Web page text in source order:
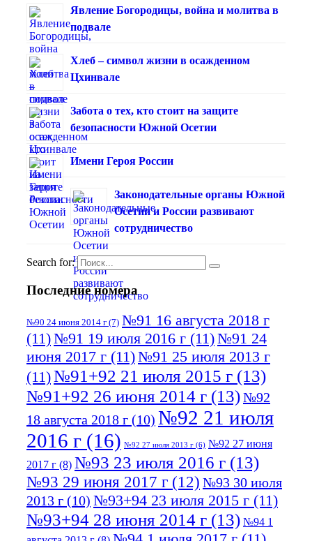
Явление Богородицы, война и молитва в
подвале
Хлеб – символ жизни в осажденном
Цхинвале
Забота о тех, кто стоит на защите
безопасности Южной Осетии
Имени Героя России
Законодательные органы Южной
Осетии и России развивают
сотрудничество
Search for:
Последние номера
№90 24 июня 2014 г (7) №91 16 августа 2018 г
(11)№91 19 июля 2016 г (11)№91 24
июня 2017 г (11)№91 25 июля 2013 г
(11)№91+92 21 июля 2015 г (13)
№91+92 26 июня 2014 г (13)№92
18 августа 2018 г (10) №92 21 июля
2016 г (16) №92 27 июля 2013 г (6) №92 27 июня
2017 г (8) №93 23 июля 2016 г (13)
№93 29 июня 2017 г (12) №93 30 июля
2013 г (10) №93+94 23 июля 2015 г (11)
№93+94 28 июня 2014 г (13) №94 1